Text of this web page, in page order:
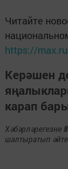
Читайте
https://
Керәшен
карап
Хәбәрләрегезне
шалтыратып